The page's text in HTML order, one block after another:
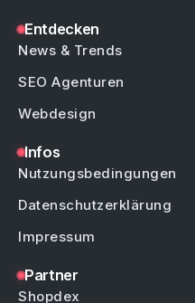
Entdecken
News & Trends
SEO Agenturen
Webdesign
Infos
Nutzungsbedingungen
Datenschutzerklärung
Impressum
Partner
Shopdex